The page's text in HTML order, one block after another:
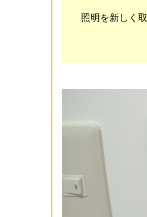
照明を新しく